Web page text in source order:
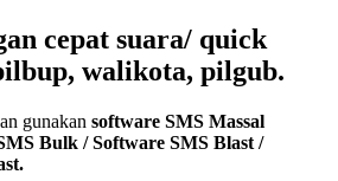
cepat suara/ quick
walikota, pilgub.
gunakan software SMS Massal
Bulk / Software SMS Blast /